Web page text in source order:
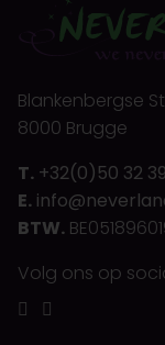
Blankenbergse
8000 Brugge
T. +32(0)50 32
E.
BTW.
Volg ons op